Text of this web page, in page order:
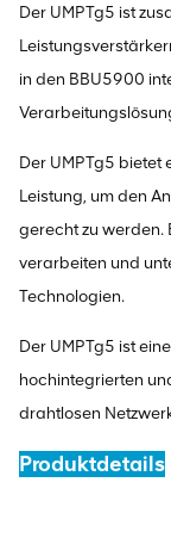
Der UMPTg5 ist
in den BBU5900
Der UMPTg5
Leistung, um den
gerecht zu werden.
verarbeiten und
Technologien.
Der UMPTg5 ist
hochintegrierten
drahtlosen
Produktdetails